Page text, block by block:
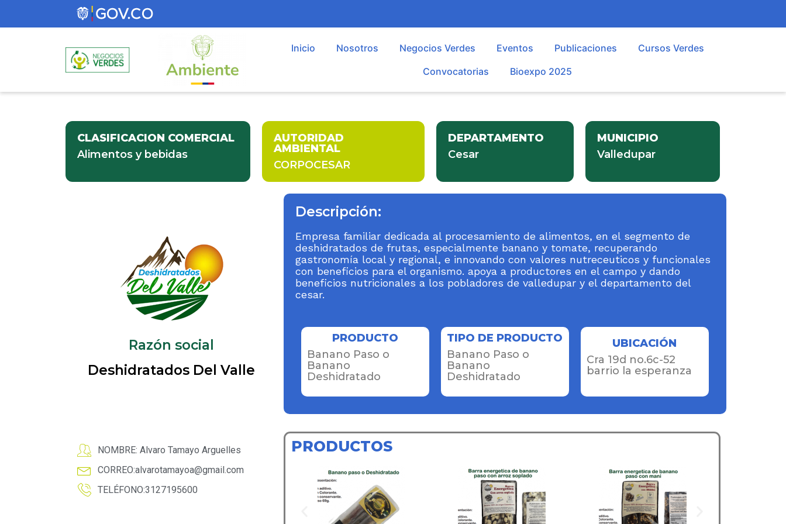
Inicio Nosotros Negocios Verdes Eventos Publicaciones
Cursos Verdes
Convocatorias
Bioexpo 2025
CLASIFICACION COMERCIAL
Alimentos y bebidas
AUTORIDAD
AMBIENTAL
CORPOCESAR
DEPARTAMENTO
Cesar
MUNICIPIO
Valledupar
Razón social
Deshidratados Del Valle
Descripción:
Empresa familiar dedicada al procesamiento de alimentos, en el segmento de
deshidratados de frutas, especialmente banano y tomate, recuperando
gastronomía local y regional, e innovando con valores nutreceuticos y funcionales
con beneficios para el organismo. apoya a productores en el campo y dando
beneficios nutricionales a los pobladores de valledupar y el departamento del
cesar.
PRODUCTO
Banano Paso o
Banano
Deshidratado
TIPO DE PRODUCTO
Banano Paso o
Banano
Deshidratado
UBICACIÓN
Cra 19d no.6c-52
barrio la esperanza
NOMBRE: Alvaro Tamayo Arguelles
CORREO:alvarotamayoa@gmail.com
TELÉFONO:3127195600
PRODUCTOS